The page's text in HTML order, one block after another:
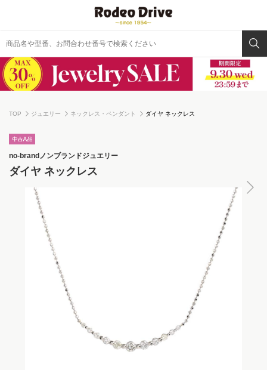
TOP ジュエリー ネックレス・ペンダント ダイヤ ネックレス
no-brand ノンブランドジュエリー
ダイヤ ネックレス